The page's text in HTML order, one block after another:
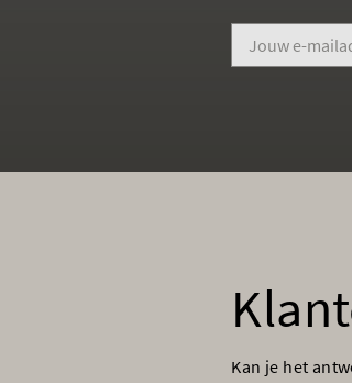
Kan je het